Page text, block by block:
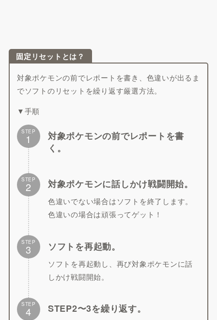
固定リセットとは？
対象ポケモンの前でレポートを書き、色違いが出るま
でソフトのリセットを繰り返す厳選方法。
▼手順
STEP
1
対象ポケモンの前でレポートを書
く。
STEP
2 対象ポケモンに話しかけ戦闘開始。
色違いでない場合はソフトを終了します。
色違いの場合は頑張ってゲット！
STEP
3 ソフトを再起動。
ソフトを再起動し、再び対象ポケモンに話
しかけ戦闘開始。
STEP
4 STEP2〜3を繰り返す。